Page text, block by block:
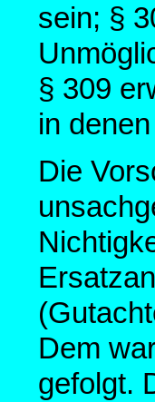
sein; §
§ 309
in
Die
Dem
gefolgt.